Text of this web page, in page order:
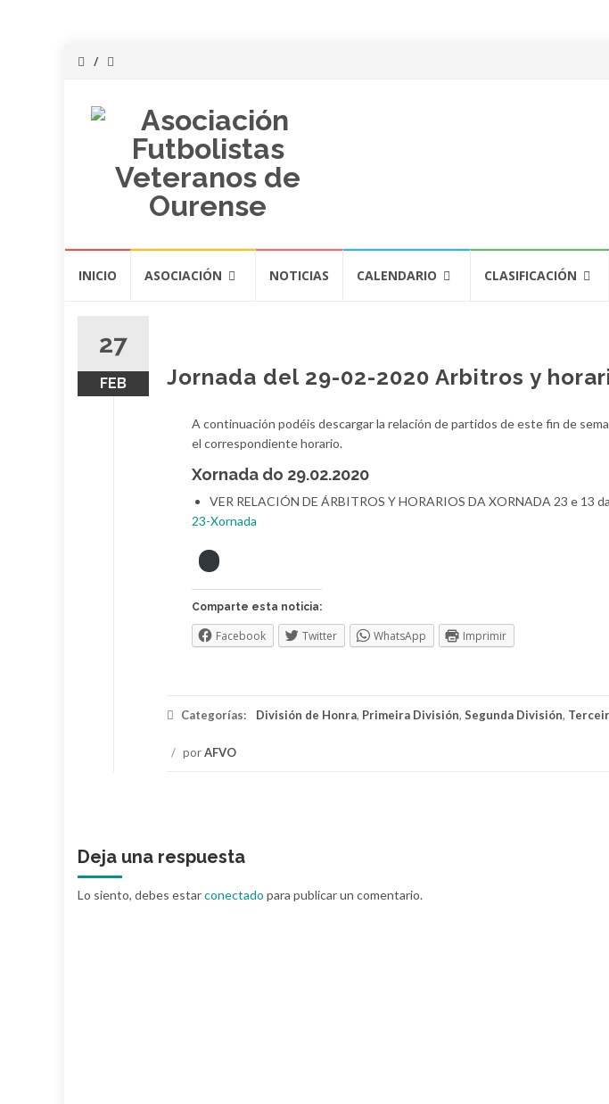
INICIO ASOCIACIÓN NOTICIAS CALENDARIO CLASIFICACIÓN
27
FEB Jornada del 29-02-2020 Arbitros y
A continuación podéis descargar la relación de partidos de este fin de
el correspondiente horario.
Xornada do 29.02.2020
VER RELACIÓN DE ÁRBITROS Y HORARIOS DA XORNADA 23 e 13
23-Xornada
Comparte esta noticia:
Facebook Twitter WhatsApp Imprimir
Categorías: División de Honra, Primeira División, Segunda División,
/ porAFVO
Deja una respuesta
Lo siento, debes estarconectado para publicar un comentario.